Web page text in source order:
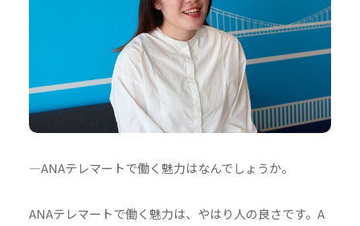
―ANAテレマートで働く魅力はなんでしょうか。
ANAテレマートで働く魅力は、やはり人の良さです。A